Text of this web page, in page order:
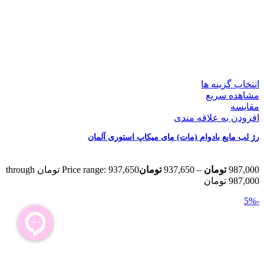
انتخاب گزینه ها
مشاهده سریع
مقایسه
افزودن به علاقه مندی
رژ لب مایع بادوام (مات) مای میکاپ استوری آلمان
987,000 تومان –
937,650 تومان
Price range: 937,650 تومان through
987,000 تومان
-5%